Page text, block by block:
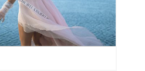
rockabilly-verdenen!
og kontrabassens
slap-teknikk, har Bjella gitt
dimensjon. Til og med
Gunna Lie er med på
er det ikke et nikk